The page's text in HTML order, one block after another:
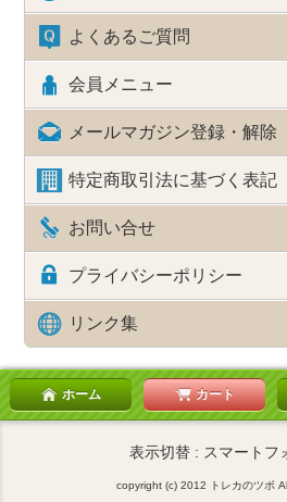
よくあるご質問
会員メニュー
メールマガジン登録・解除
特定商取引法に基づく表記
お問い合せ
プライバシーポリシー
リンク集
ホーム カート
表示切替 : スマートフ
copyright (c) 2012 トレカのツボ